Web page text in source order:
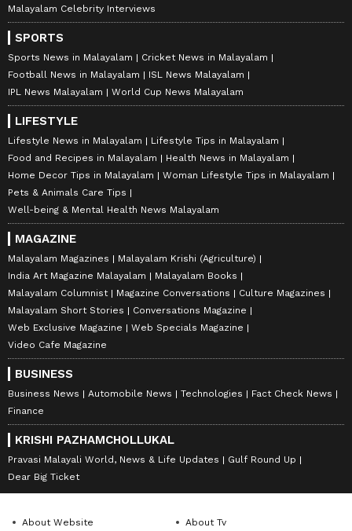
Malayalam Celebrity Interviews
SPORTS
Sports News in Malayalam
Cricket News in Malayalam
Football News in Malayalam
ISL News Malayalam
IPL News Malayalam
World Cup News Malayalam
LIFESTYLE
Lifestyle News in Malayalam
Lifestyle Tips in Malayalam
Food and Recipes in Malayalam
Health News in Malayalam
Home Decor Tips in Malayalam
Woman Lifestyle Tips in Malayalam
Pets & Animals Care Tips
Well-being & Mental Health News Malayalam
MAGAZINE
Malayalam Magazines
Malayalam Krishi (Agriculture)
India Art Magazine Malayalam
Malayalam Books
Malayalam Columnist
Magazine Conversations
Culture Magazines
Malayalam Short Stories
Conversations Magazine
Web Exclusive Magazine
Web Specials Magazine
Video Cafe Magazine
BUSINESS
Business News Automobile News Technologies
Fact Check News
Finance
KRISHI PAZHAMCHOLLUKAL
Pravasi Malayali World, News & Life Updates
Gulf Round Up
Dear Big Ticket
About Website
About Tv